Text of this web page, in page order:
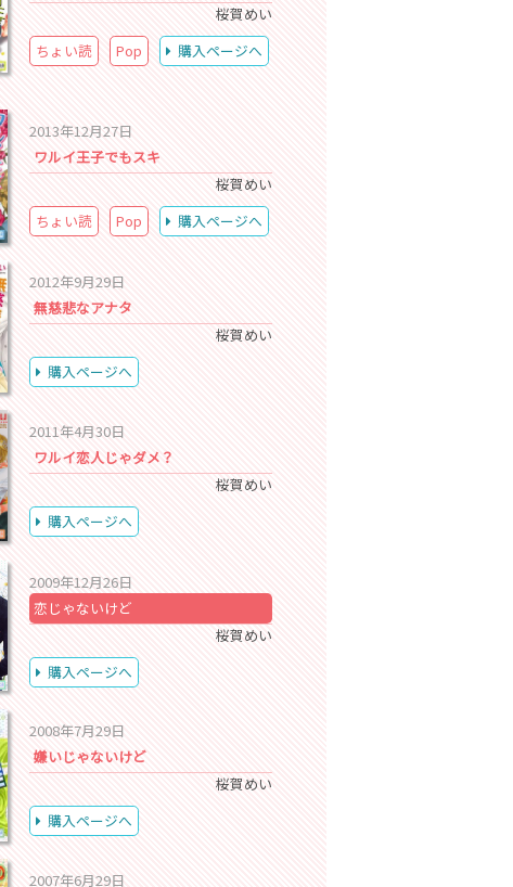
桜賀めい
ちょい読
Pop 購入ページへ
2013年12月27日
ワルイ王子でもスキ
桜賀めい
ちょい読
Pop 購入ページへ
2012年9月29日
無慈悲なアナタ
桜賀めい
購入ページへ
2011年4月30日
ワルイ恋人じゃダメ？
桜賀めい
購入ページへ
2009年12月26日
恋じゃないけど
桜賀めい
購入ページへ
2008年7月29日
嫌いじゃないけど
桜賀めい
購入ページへ
2007年6月29日